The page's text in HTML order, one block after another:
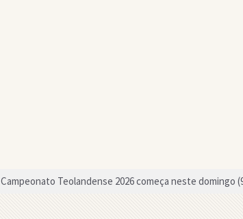
Campeonato Teolandense 2026 começa neste